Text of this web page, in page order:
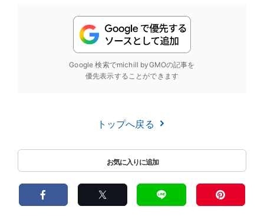
Google 検索でmichill byGMOの記事を
優先表示することができます
トップへ戻る